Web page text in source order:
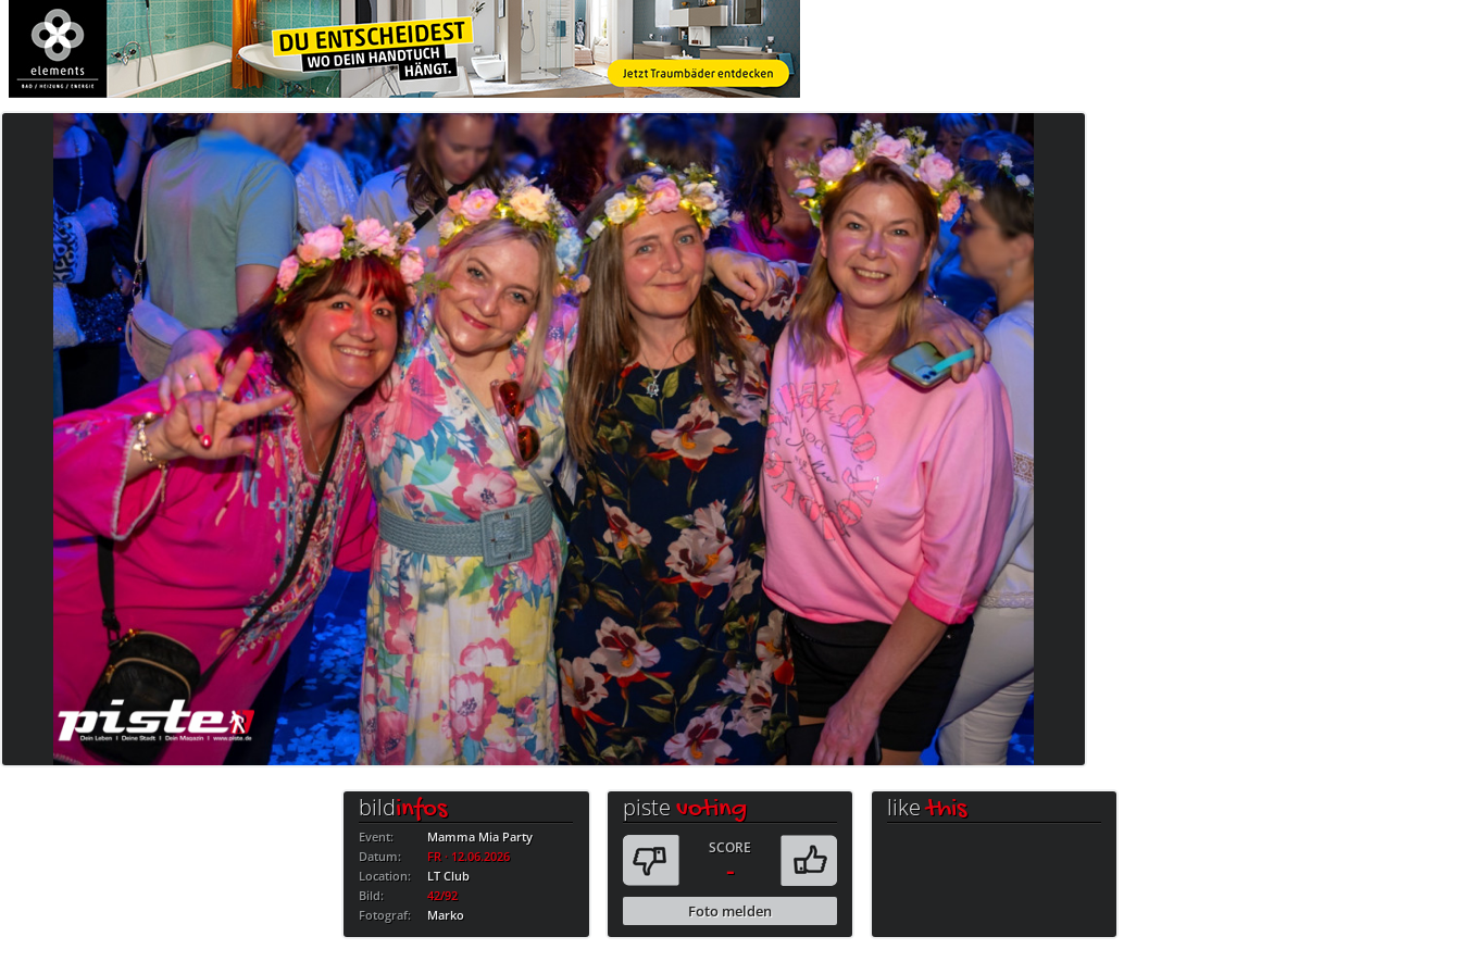
bildinfos
Event:
Mamma Mia Party
Datum:
FR · 12.06.2026
Location:
LT Club
Bild:
42/92
Fotograf:
Marko
pistevoting
SCORE
-
Foto melden
likethis